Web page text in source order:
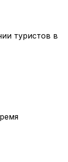
туристов в